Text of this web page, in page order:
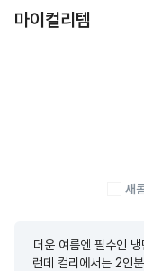
마이컬리템
새
더운 여름엔 필수인
런데 컬리에서는 2인